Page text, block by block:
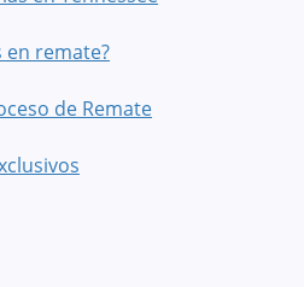
en remate?
de Remate